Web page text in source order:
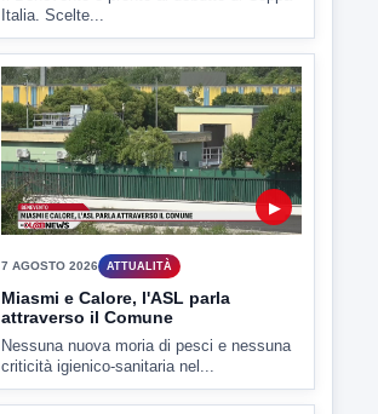
▶
7 AGOSTO 2026 SPORT BENEVENTO
Benevento Calcio: Le scelte di
Floro Flores per il debutto di Coppa
Italia
Il Benevento è pronto al debutto di Coppa
Italia. Scelte...